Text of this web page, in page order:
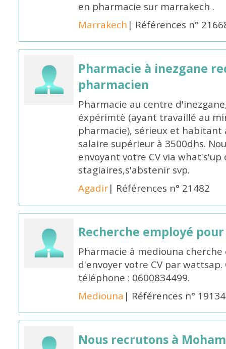
en pharmacie sur marrakech .
Marrakech | Références n°
Pharmacie à inezgane
pharmacien
Pharmacie au centre
éxpérimtè (ayant travaillé au
pharmacie), sérieux et habitant
salaire supérieur à 3500dhs.
envoyant votre CV via
stagiaires,s'abstenir svp.
Agadir| Références n° 21482
Recherche employé
Pharmacie à mediouna
d'envoyer votre CV par
téléphone : 0600834499.
Mediouna | Références n° 19134
Nous recrutons à